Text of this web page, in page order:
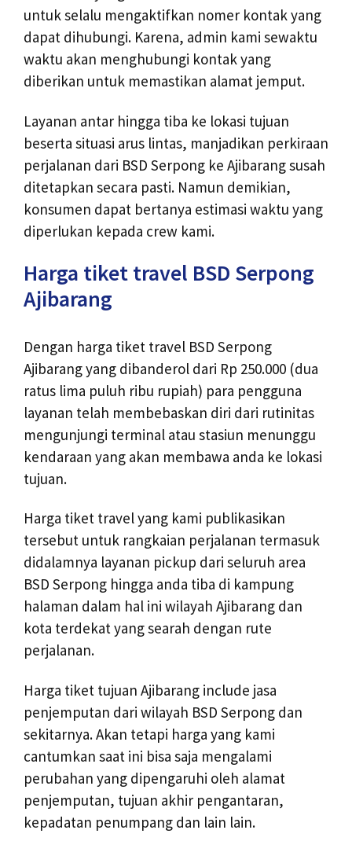
untuk selalu mengaktifkan nomer kontak yang
dapat dihubungi. Karena, admin kami sewaktu
waktu akan menghubungi kontak yang
diberikan untuk memastikan alamat jemput.
Layanan antar hingga tiba ke lokasi tujuan
beserta situasi arus lintas, manjadikan perkiraan
perjalanan dari BSD Serpong ke Ajibarang susah
ditetapkan secara pasti. Namun demikian,
konsumen dapat bertanya estimasi waktu yang
diperlukan kepada crew kami.
Harga tiket travel BSD Serpong
Ajibarang
Dengan harga tiket travel BSD Serpong
Ajibarang yang dibanderol dari Rp 250.000 (dua
ratus lima puluh ribu rupiah) para pengguna
layanan telah membebaskan diri dari rutinitas
mengunjungi terminal atau stasiun menunggu
kendaraan yang akan membawa anda ke lokasi
tujuan.
Harga tiket travel yang kami publikasikan
tersebut untuk rangkaian perjalanan termasuk
didalamnya layanan pickup dari seluruh area
BSD Serpong hingga anda tiba di kampung
halaman dalam hal ini wilayah Ajibarang dan
kota terdekat yang searah dengan rute
perjalanan.
Harga tiket tujuan Ajibarang include jasa
penjemputan dari wilayah BSD Serpong dan
sekitarnya. Akan tetapi harga yang kami
cantumkan saat ini bisa saja mengalami
perubahan yang dipengaruhi oleh alamat
penjemputan, tujuan akhir pengantaran,
kepadatan penumpang dan lain lain.